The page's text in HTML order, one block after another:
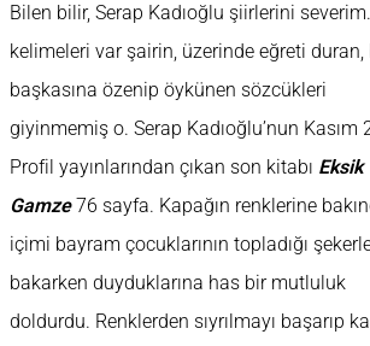
Bilen bilir, Serap Kadıoğlu şiirlerini
kelimeleri var şairin, üzerinde eğreti duran,
başkasına özenip öykünen sözcükleri
giyinmemiş o. Serap Kadıoğlu’nun Kasım
Profil yayınlarından çıkan son kitabı Eksik
Gamze76 sayfa. Kapağın renklerine
içimi bayram çocuklarının topladığı
bakarken duyduklarına has bir mutluluk
doldurdu. Renklerden sıyrılmayı başarıp